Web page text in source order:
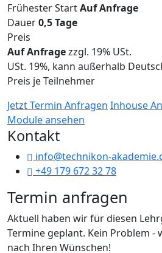
Frühester StartAuf Anfrage
Dauer0,5 Tage
Preis
Auf Anfragezzgl. 19% USt.
USt. 19%, kann außerhalb
Preis je Teilnehmer
Jetzt Termin Anfragen Inhouse
Module ansehen
Kontakt
info@technikon-
+49 179 672 32 78
Termin anfragen
Aktuell haben wir für diesen
Termine geplant. Kein Problem -
nach Ihren Wünschen!